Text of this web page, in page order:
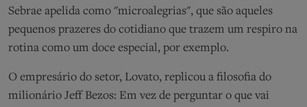
Sebrae apelida como "microalegrias", que são aqueles
pequenos prazeres do cotidiano que trazem um respiro na
rotina como um doce especial, por exemplo.
O empresário do setor, Lovato, replicou a filosofia do
milionário Jeff Bezos: Em vez de perguntar o que vai